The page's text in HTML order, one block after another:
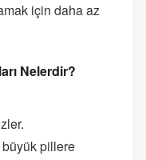
için daha az
Nelerdir?
pillere